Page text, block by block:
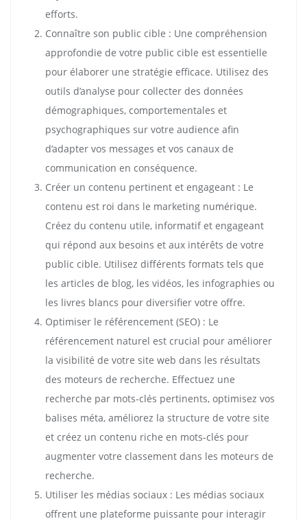
efforts.
Connaître son public cible : Une compréhension
approfondie de votre public cible est essentielle
pour élaborer une stratégie efficace. Utilisez des
outils d’analyse pour collecter des données
démographiques, comportementales et
psychographiques sur votre audience afin
d’adapter vos messages et vos canaux de
communication en conséquence.
Créer un contenu pertinent et engageant : Le
contenu est roi dans le marketing numérique.
Créez du contenu utile, informatif et engageant
qui répond aux besoins et aux intérêts de votre
public cible. Utilisez différents formats tels que
les articles de blog, les vidéos, les infographies ou
les livres blancs pour diversifier votre offre.
Optimiser le référencement (SEO) : Le
référencement naturel est crucial pour améliorer
la visibilité de votre site web dans les résultats
des moteurs de recherche. Effectuez une
recherche par mots-clés pertinents, optimisez vos
balises méta, améliorez la structure de votre site
et créez un contenu riche en mots-clés pour
augmenter votre classement dans les moteurs de
recherche.
Utiliser les médias sociaux : Les médias sociaux
offrent une plateforme puissante pour interagir